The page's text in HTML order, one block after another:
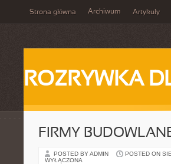
Strona główna Archiwum Artykuły
ROZRYWKA
FIRMY
POSTED BY ADMIN POSTED ON
WYŁĄCZONA